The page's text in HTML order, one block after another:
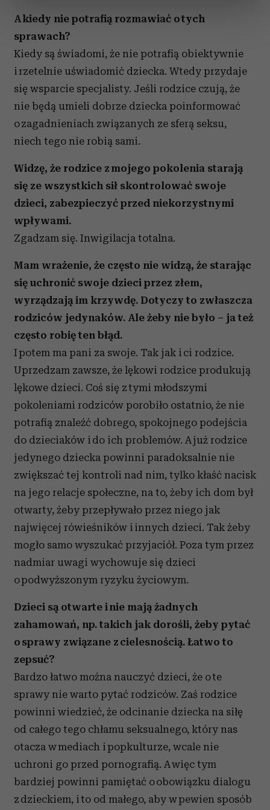
sekcji szczegółów
. W Deklaracji plików cookie możesz
zmienić lub wycofać swoją zgodę w dowolnej chwili.
Wykorzystujemy pliki cookie do spersonalizowania treści
i reklam, aby oferować funkcje społecznościowe i
analizować ruch w naszej witrynie. Informacje o tym, jak
korzystasz z naszej witryny, udostępniamy partnerom
społecznościowym, reklamowym i analitycznym.
Partnerzy mogą połączyć te informacje z innymi danymi
otrzymanymi od Ciebie lub uzyskanymi podczas
A kiedy nie potrafią rozmawiać o tych
sprawach?
Kiedy są świadomi, że nie potrafią obiektywnie
i rzetelnie uświadomić dziecka. Wtedy przydaje
się wsparcie specjalisty. Jeśli rodzice czują, że
nie będą umieli dobrze dziecka poinformować
o zagadnieniach związanych ze sferą seksu,
niech tego nie robią sami.
Widzę, że rodzice z mojego pokolenia starają
się ze wszystkich sił skontrolować swoje
dzieci, zabezpieczyć przed niekorzystnymi
wpływami.
Zgadzam się. Inwigilacja totalna.
Mam wrażenie, że często nie widzą, że starając
się uchronić swoje dzieci przez złem,
wyrządzają im krzywdę. Dotyczy to zwłaszcza
rodziców jedynaków. Ale żeby nie było – ja też
często robię ten błąd.
I potem ma pani za swoje. Tak jak i ci rodzice.
Uprzedzam zawsze, że lękowi rodzice produkują
lękowe dzieci. Coś się z tymi młodszymi
pokoleniami rodziców porobiło ostatnio, że nie
potrafią znaleźć dobrego, spokojnego podejścia
do dzieciaków i do ich problemów. A już rodzice
jedynego dziecka powinni paradoksalnie nie
zwiększać tej kontroli nad nim, tylko kłaść nacisk
na jego relacje społeczne, na to, żeby ich dom był
otwarty, żeby przepływało przez niego jak
najwięcej rówieśników i innych dzieci. Tak żeby
mogło samo wyszukać przyjaciół. Poza tym przez
nadmiar uwagi wychowuje się dzieci
o podwyższonym ryzyku życiowym.
Dzieci są otwarte i nie mają żadnych
zahamowań, np. takich jak dorośli, żeby pytać
o sprawy związane z cielesnością. Łatwo to
zepsuć?
Bardzo łatwo można nauczyć dzieci, że o te
sprawy nie warto pytać rodziców. Zaś rodzice
powinni wiedzieć, że odcinanie dziecka na siłę
od całego tego chłamu seksualnego, który nas
otacza w mediach i popkulturze, wcale nie
uchroni go przed pornografią. A więc tym
bardziej powinni pamiętać o obowiązku dialogu
z dzieckiem, i to od małego, aby w pewien sposób